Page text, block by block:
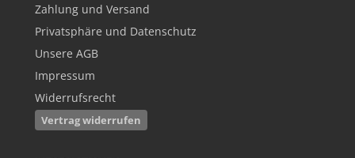
Zahlung und Versand
Privatsphäre und Datenschutz
Unsere AGB
Impressum
Widerrufsrecht
Vertrag widerrufen